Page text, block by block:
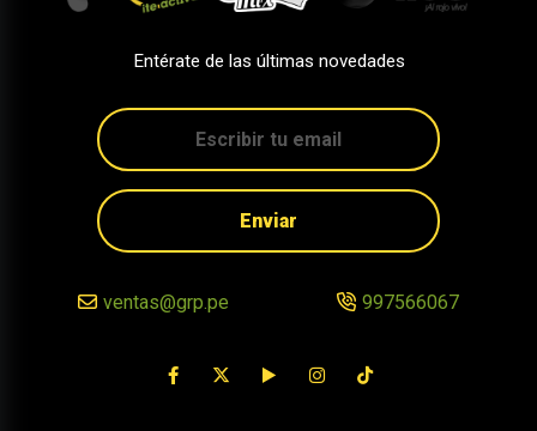
Entérate de las últimas novedades
Enviar
ventas@grp.pe 997566067